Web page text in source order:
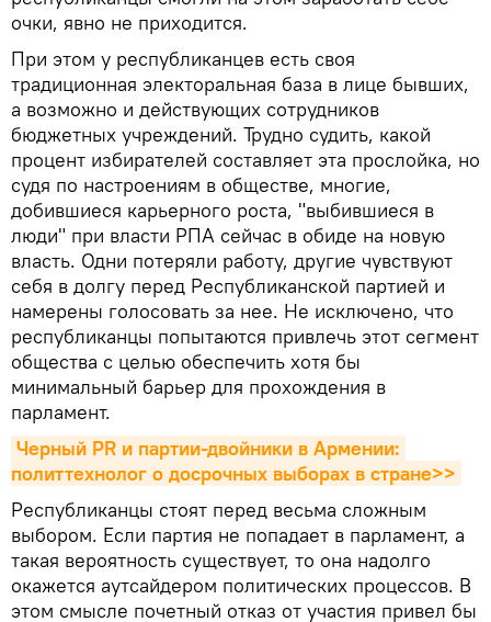
очки, явно не приходится.
При этом у республиканцев есть своя
традиционная электоральная база в лице бывших,
а возможно и действующих сотрудников
бюджетных учреждений. Трудно судить, какой
процент избирателей составляет эта прослойка, но
судя по настроениям в обществе, многие,
добившиеся карьерного роста, "выбившиеся в
люди" при власти РПА сейчас в обиде на новую
власть. Одни потеряли работу, другие чувствуют
себя в долгу перед Республиканской партией и
намерены голосовать за нее. Не исключено, что
республиканцы попытаются привлечь этот сегмент
общества с целью обеспечить хотя бы
минимальный барьер для прохождения в
парламент.
Черный PR и партии-двойники в Армении:
политтехнолог о досрочных выборах в стране>>
Республиканцы стоят перед весьма сложным
выбором. Если партия не попадает в парламент, а
такая вероятность существует, то она надолго
окажется аутсайдером политических процессов. В
этом смысле почетный отказ от участия привел бы